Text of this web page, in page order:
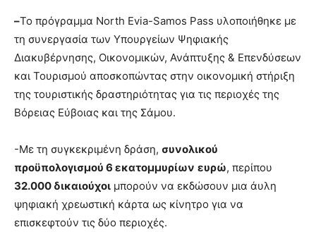
–Το πρόγραμμα North Evia-Samos Pass υλοποιήθηκε με
τη συνεργασία των Υπουργείων Ψηφιακής
Διακυβέρνησης, Οικονομικών, Ανάπτυξης & Επενδύσεων
και Τουρισμού αποσκοπώντας στην οικονομική στήριξη
της τουριστικής δραστηριότητας για τις περιοχές της
Βόρειας Εύβοιας και της Σάμου.
-Με τη συγκεκριμένη δράση, συνολικού
προϋπολογισμού 6 εκατομμυρίων ευρώ, περίπου
32.000 δικαιούχοι μπορούν να εκδώσουν μια άυλη
ψηφιακή χρεωστική κάρτα ως κίνητρο για να
επισκεφτούν τις δύο περιοχές.